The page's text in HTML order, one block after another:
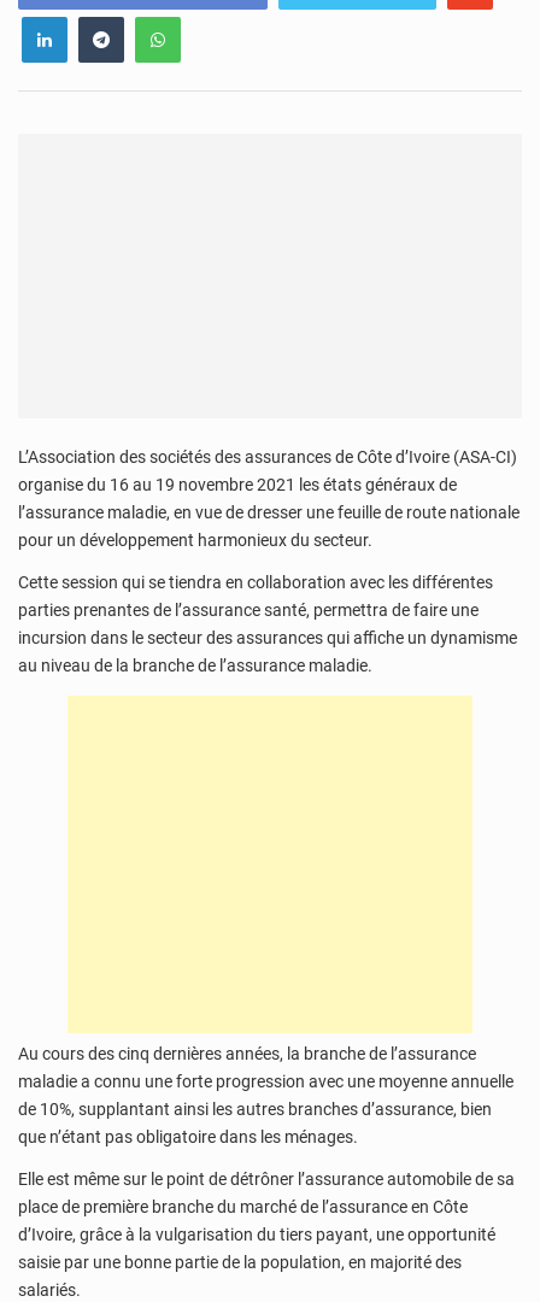
L’Association des sociétés des assurances de Côte d’Ivoire (ASA-CI)
organise du 16 au 19 novembre 2021 les états généraux de
l’assurance maladie, en vue de dresser une feuille de route nationale
pour un développement harmonieux du secteur.
Cette session qui se tiendra en collaboration avec les différentes
parties prenantes de l’assurance santé, permettra de faire une
incursion dans le secteur des assurances qui affiche un dynamisme
au niveau de la branche de l’assurance maladie.
Au cours des cinq dernières années, la branche de l’assurance
maladie a connu une forte progression avec une moyenne annuelle
de 10%, supplantant ainsi les autres branches d’assurance, bien
que n’étant pas obligatoire dans les ménages.
Elle est même sur le point de détrôner l’assurance automobile de sa
place de première branche du marché de l’assurance en Côte
d’Ivoire, grâce à la vulgarisation du tiers payant, une opportunité
saisie par une bonne partie de la population, en majorité des
salariés.